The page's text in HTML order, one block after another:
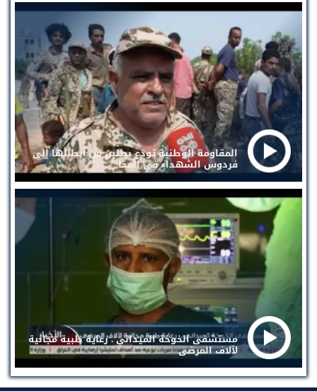
المقاومة الوطنية تودع بطلين من أبطالها إلى
فردوس الشهداء في المخا
مستشفى الخوخة الميداني . رعاية طبية مجانية
لآلاف المرضى